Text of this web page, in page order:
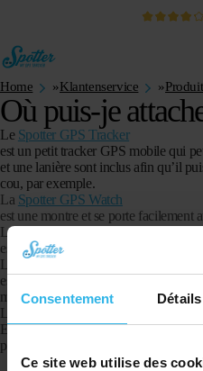
Consentement Détails
Ce site web utilise des
Home »Klantenservice »
Où puis-je
Le Spotter GPS Tracker
est un petit tracker GPS mobile qui
et une lanière sont inclus afin qu’il
cou, par exemple.
La Spotter GPS Watch
est une montre et se porte facilement
La
est une montre et se porte facilement
Le
est le plus petit traceur GPS mobile.
métal qui peut facilement être
Le
Est le plus petit tracker GPS mobile.
peut être attaché à un collier de chat